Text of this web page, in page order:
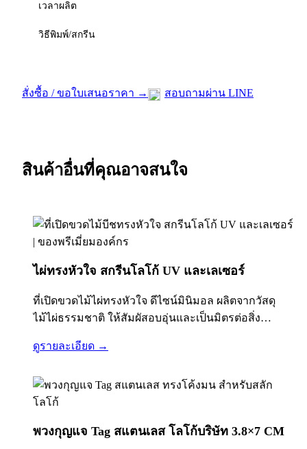
เวลาผลิต
วิธีพิมพ์/สกรีน
สั่งซื้อ / ขอใบเสนอราคา → สอบถามผ่าน LINE
สินค้าอื่นที่คุณอาจสนใจ
ไผ่ทรงหัวใจ สกรีนโลโก้ UV และเลเซอร์
ที่เปิดขวดไม้ไผ่ทรงหัวใจ ดีไซน์มินิมอล ผลิตจากวัสดุ
ไม้ไผ่ธรรมชาติ ให้สัมผัสอบอุ่นและเป็นมิตรต่อสิ่ง
องค์กรแบบ UV สีคมชัด หรือเลเซอร์แกะลายแบบพรีเมี่
ดูรายละเอียด →
พวงกุญแจ Tag สแตนเลส โลโก้บริษัท 3.8×7 CM